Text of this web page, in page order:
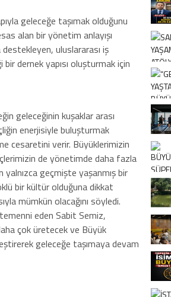
geleceğe taşımak olduğunu
alan bir yönetim anlayışı
uluslararası iş
dernek yapısı oluşturmak için
geleceğinin kuşaklar arası
enerjisiyle buluşturmak
cesaretini verir. Büyüklerimizin
de yönetimde daha fazla
yalnızca geçmişte yaşanmış bir
bir kültür olduğuna dikkat
mümkün olacağını söyledi.
eden Sabit Semiz,
çok üretecek ve Büyük
geleceğe taşımaya devam